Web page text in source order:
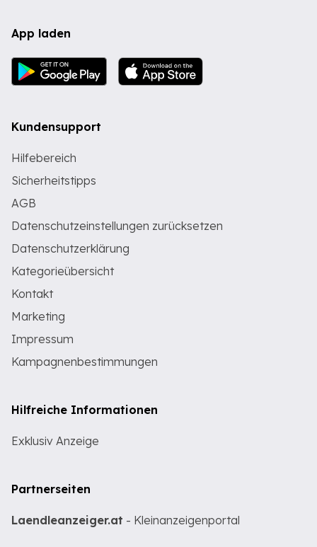
App laden
Kundensupport
Hilfebereich
Sicherheitstipps
AGB
Datenschutzeinstellungen zurücksetzen
Datenschutzerklärung
Kategorieübersicht
Kontakt
Marketing
Impressum
Kampagnenbestimmungen
Hilfreiche Informationen
Exklusiv Anzeige
Partnerseiten
Laendleanzeiger.at - Kleinanzeigenportal